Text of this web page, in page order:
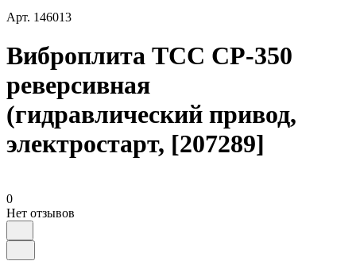
Арт. 146013
Виброплита ТСС CP-350
реверсивная
(гидравлический привод,
электростарт, [207289]
0
Нет отзывов